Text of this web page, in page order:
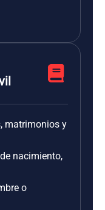
matrimonios y
nacimiento,
o